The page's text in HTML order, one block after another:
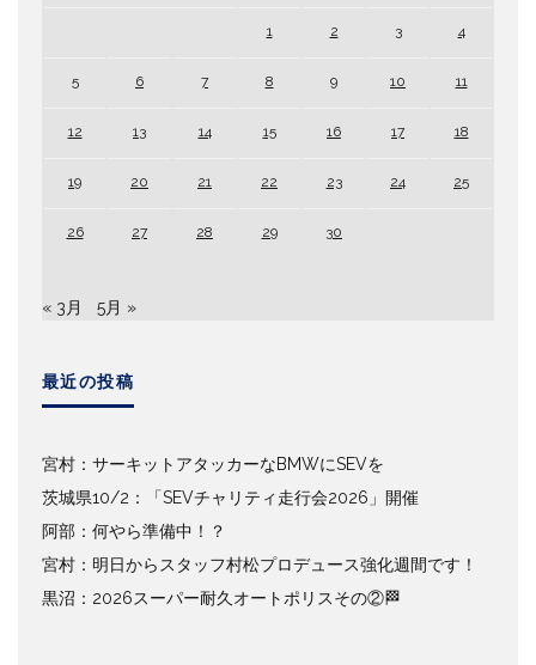
1 2 3 4
5 6 7 8 9 10 11
12 13 14 15 16 17 18
19 20 21 22 23 24 25
26 27 28 29 30
« 3月 5月 »
最近の投稿
宮村：サーキットアタッカーなBMWにSEVを
茨城県10/2：「SEVチャリティ走行会2026」開催
阿部：何やら準備中！？
宮村：明日からスタッフ村松プロデュース強化週間です！
黒沼：2026スーパー耐久オートポリスその②🏁